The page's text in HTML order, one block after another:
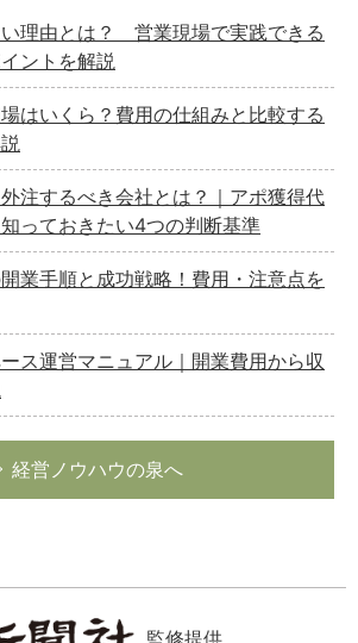
理由とは？ 営業現場で実践できる
ントを解説
はいくら？費用の仕組みと比較する
注するべき会社とは？｜アポ獲得代
っておきたい4つの判断基準
業手順と成功戦略！費用・注意点を
ス運営マニュアル｜開業費用から収
経営ノウハウの泉へ